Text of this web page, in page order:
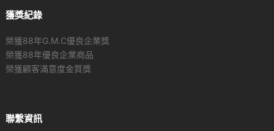
獲獎紀錄
榮獲88年G.M.C優良企業獎
榮獲88年優良企業商品
榮獲顧客滿意度金質獎
聯繫資訊